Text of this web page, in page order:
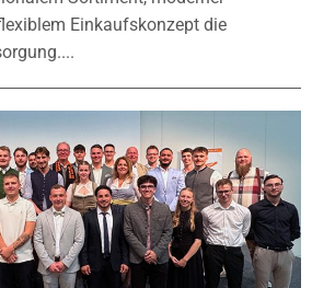
Einkaufskonzept die